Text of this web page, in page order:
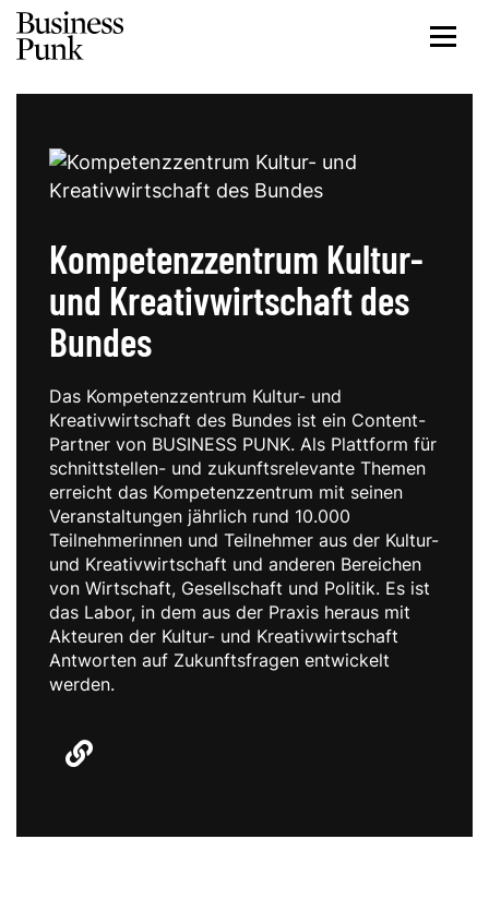
Kompetenzzentrum Kultur-
und Kreativwirtschaft des
Bundes
Das Kompetenzzentrum Kultur- und
Kreativwirtschaft des Bundes ist ein Content-
Partner von BUSINESS PUNK. Als Plattform für
schnittstellen- und zukunftsrelevante Themen
erreicht das Kompetenzzentrum mit seinen
Veranstaltungen jährlich rund 10.000
Teilnehmerinnen und Teilnehmer aus der Kultur-
und Kreativwirtschaft und anderen Bereichen
von Wirtschaft, Gesellschaft und Politik. Es ist
das Labor, in dem aus der Praxis heraus mit
Akteuren der Kultur- und Kreativwirtschaft
Antworten auf Zukunftsfragen entwickelt
werden.